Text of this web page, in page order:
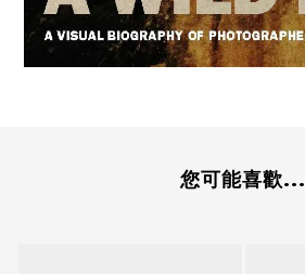
您可能喜歡...